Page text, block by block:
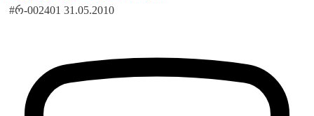
#რ-002401 31.05.2010